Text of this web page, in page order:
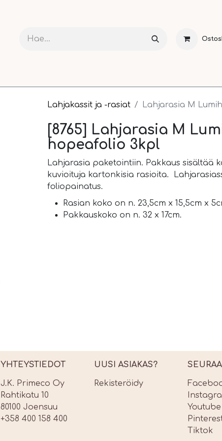
Lahjakassit ja -rasiat Lahjarasia M
[8765] Lahjarasia M
hopeafolio 3kpl
Lahjarasia paketointiin. Pakkaus sisältää
kuvioituja kartonkisia rasioita.
foliopainatus.
Rasian koko on n. 23,5cm x 15,5cm x
Pakkauskoko on n. 32 x 17cm.
YHTEYSTIEDOT
J.K. Primeco Oy
Rahtikatu 10
80100 Joensuu
+358 400 158 400
UUSI ASIAKAS?
Rekisteröidy
Youtube
Tiktok